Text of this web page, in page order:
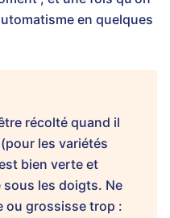
en quelques
récolté quand il
les variétés
bien verte et
les doigts. Ne
ou grossisse trop :